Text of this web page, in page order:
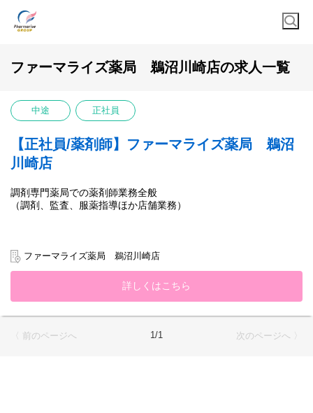
ファーマライズ薬局 鵜沼川崎店の求人一覧
中途 正社員
【正社員/薬剤師】ファーマライズ薬局 鵜沼
川崎店
調剤専門薬局での薬剤師業務全般
（調剤、監査、服薬指導ほか店舗業務）
ファーマライズ薬局 鵜沼川崎店
詳しくはこちら
〈 前のページへ 1/1 次のページへ 〉